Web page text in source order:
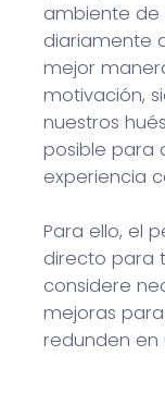
ambiente de
diariamente
mejor
motivación,
nuestros
posible para
experiencia
Para ello, el
directo para
considere
mejoras
redunden en